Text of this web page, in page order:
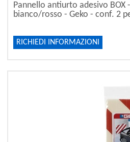
Pannello antiurto adesivo BOX
bianco/rosso - Geko - conf. 2
RICHIEDI INFORMAZIONI